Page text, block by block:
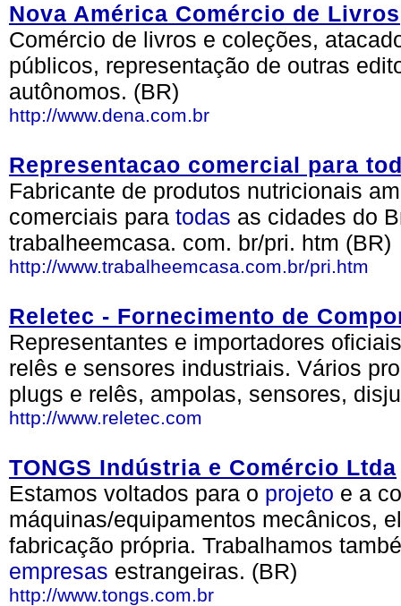
Nova América Comércio de Livros
Comércio de livros e coleções,
públicos, representação de outras
autônomos. (BR)
http://www.dena.com.br
Representacao comercial para
Fabricante de produtos nutricionais
comerciais para todas as cidades do
trabalheemcasa. com. br/pri. htm (BR)
http://www.trabalheemcasa.com.br/pri.htm
Reletec - Fornecimento de
Representantes e importadores
relês e sensores industriais. Vários
plugs e relês, ampolas, sensores,
http://www.reletec.com
TONGS Indústria e Comércio Ltda
Estamos voltados para o projeto e a
máquinas/equipamentos mecânicos,
fabricação própria. Trabalhamos
empresas estrangeiras. (BR)
http://www.tongs.com.br